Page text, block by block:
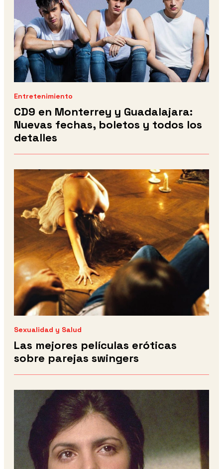
Entretenimiento
CD9 en Monterrey y Guadalajara:
Nuevas fechas, boletos y todos los
detalles
Sexualidad y Salud
Las mejores películas eróticas
sobre parejas swingers